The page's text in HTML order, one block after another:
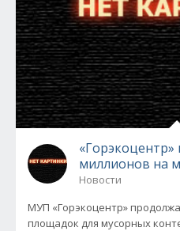
«Горэкоцентр»
миллионов на
Новости
МУП «Горэкоцентр»
площадок для мусорных